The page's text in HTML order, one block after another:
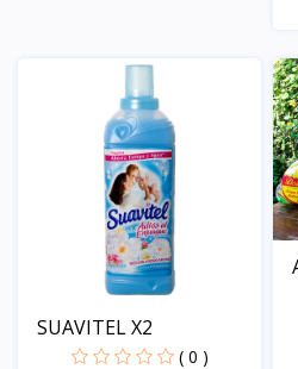
SUAVITEL X2
( 0 )